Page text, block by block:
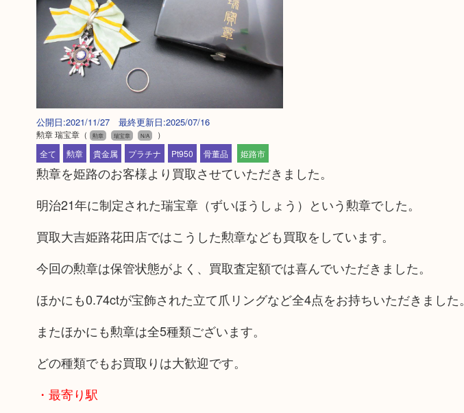
公開日:2021/11/27 最終更新日:2025/07/16
勲章 瑞宝章（ 勲章 瑞宝章 N/A
）
全て
勲章 貴金属 プラチナ Pt950 骨董品 姫路市
勲章を姫路のお客様より買取させていただきました。
明治21年に制定された瑞宝章（ずいほうしょう）という勲章でした。
買取大吉姫路花田店ではこうした勲章なども買取をしています。
今回の勲章は保管状態がよく、買取査定額では喜んでいただきました。
ほかにも0.74ctが宝飾された立て爪リングなど全4点をお持ちいただきました。
またほかにも勲章は全5種類ございます。
どの種類でもお買取りは大歓迎です。
・最寄り駅